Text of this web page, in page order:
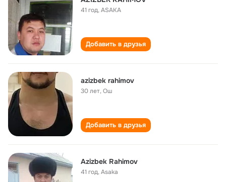
41 год,ASAKA
Добавить в друзья
azizbek rahimov
30 лет,Ош
Добавить в друзья
Azizbek Rahimov
41 год,Asaka